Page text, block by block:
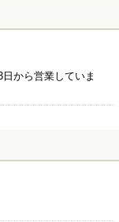
から営業していま